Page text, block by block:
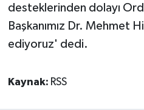
desteklerinden dolayı
Başkanımız Dr. Mehmet
ediyoruz' dedi.
Kaynak: RSS